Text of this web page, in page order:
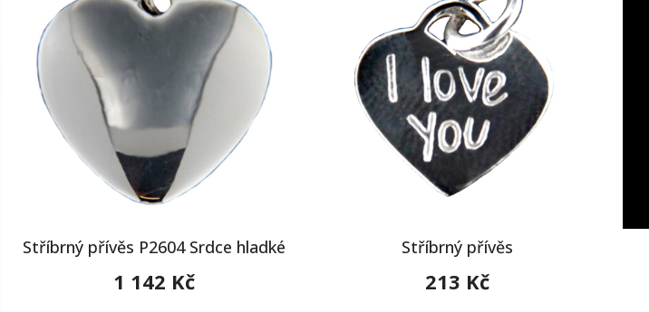
Stříbrný přívěs P2604 Srdce hladké
1 142 Kč
Stříbrný přívěs
213 Kč